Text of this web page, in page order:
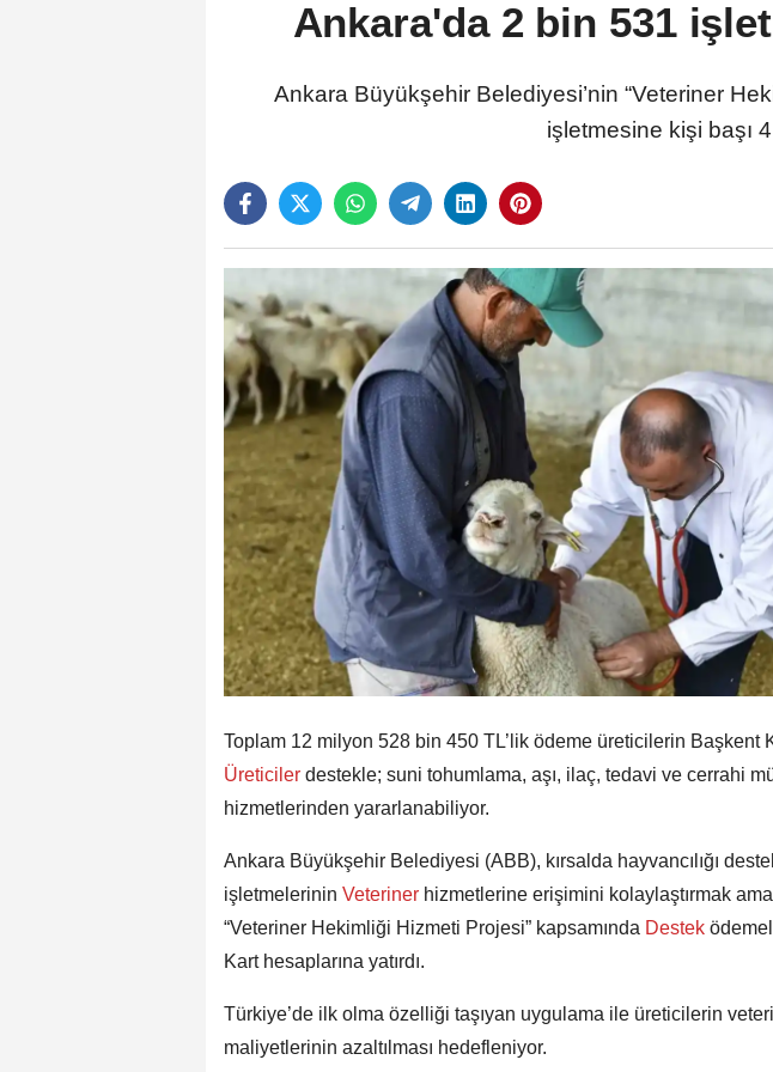
Ankara'da 2 bin 531
Ankara Büyükşehir Belediyesi’nin “Veteriner
işletmesine kişi başı
Toplam 12 milyon 528 bin 450 TL’lik ödeme üreticilerin Başkent
Üreticiler destekle; suni tohumlama, aşı, ilaç, tedavi ve cerrahi
hizmetlerinden yararlanabiliyor.
Ankara Büyükşehir Belediyesi (ABB), kırsalda hayvancılığı
işletmelerinin Veteriner hizmetlerine erişimini kolaylaştırmak
“Veteriner Hekimliği Hizmeti Projesi” kapsamında Destek
Kart hesaplarına yatırdı.
Türkiye’de ilk olma özelliği taşıyan uygulama ile üreticilerin
maliyetlerinin azaltılması hedefleniyor.